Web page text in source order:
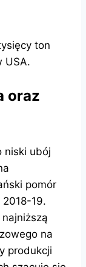
ton
USA.
oraz
niski ubój
pomór
19.
na
produkcji